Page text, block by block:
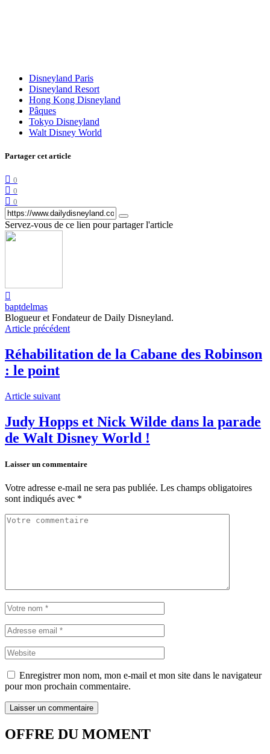
Disneyland Paris
Disneyland Resort
Hong Kong Disneyland
Pâques
Tokyo Disneyland
Walt Disney World
Partager cet article
0
0
0
Servez-vous de ce lien pour partager l'article
baptdelmas
Blogueur et Fondateur de Daily Disneyland.
Article précédent
Réhabilitation de la Cabane des Robinson
: le point
Article suivant
Judy Hopps et Nick Wilde dans la parade
de Walt Disney World !
Laisser un commentaire
Votre adresse e-mail ne sera pas publiée. Les champs obligatoires
sont indiqués avec *
Enregistrer mon nom, mon e-mail et mon site dans le navigateur
pour mon prochain commentaire.
OFFRE DU MOMENT